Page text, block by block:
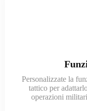
Personalizzate la
tattico per
operazioni